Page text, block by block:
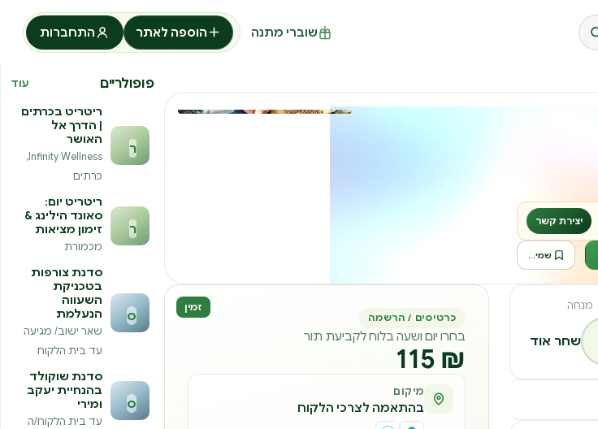
שוברי מתנה הוספה לאתר התחברות
יצירת קשר
שמירה לרשימה
מנחה
שחר אוד
זמין
כרטיסים / הרשמה
בחרו יום ושעה בלוח לקביעת תור
₪ 115
מיקום
בהתאמה לצרכי הלקוח
פופולריים עוד
ר
ריטריט בכרתים
| הדרך אל
האושר
Infinity Wellness,
כרתים
ר
ריטריט יום:
סאונד הילינג &
זימון מציאות
מכמורת
ס
סדנת צורפות
בטכניקת
השעווה
הנעלמת
שאר ישוב/ מגיעה
עד בית הלקוח
ס
סדנת שוקולד
בהנחיית יעקב
ומירי
עד בית הלקוח/ה